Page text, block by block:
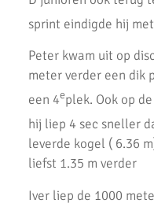
AKU-atleten laten zich
De Springschans winnaar
Mooiste 2020
Geweldige crosscompetitie
AH Jos van den Berg
loopevenement
sprint eindigde hij
Peter kwam uit op
meter verder een dik
een 4eplek. Ook op
hij liep 4 sec sneller
leverde kogel ( 6.36
liefst 1.35 m verder
Iver liep de 1000